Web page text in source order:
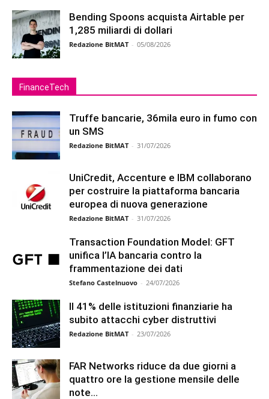
Bending Spoons acquista Airtable per
1,285 miliardi di dollari
Redazione BitMAT - 05/08/2026
FinanceTech
Truffe bancarie, 36mila euro in fumo con
un SMS
Redazione BitMAT - 31/07/2026
UniCredit, Accenture e IBM collaborano
per costruire la piattaforma bancaria
europea di nuova generazione
Redazione BitMAT - 31/07/2026
Transaction Foundation Model: GFT
unifica l’IA bancaria contro la
frammentazione dei dati
Stefano Castelnuovo - 24/07/2026
Il 41% delle istituzioni finanziarie ha
subito attacchi cyber distruttivi
Redazione BitMAT - 23/07/2026
FAR Networks riduce da due giorni a
quattro ore la gestione mensile delle
note...